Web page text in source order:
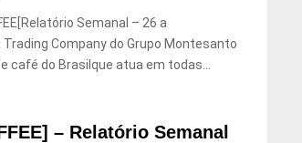
Semanal – 26 a
Company do Grupo Montesanto
café do Brasilque atua em todas...
– Relatório Semanal